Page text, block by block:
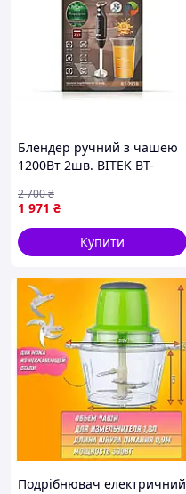
Блендер ручний з чашею
1200Вт 2шв. BITEK BT-
1 971 ₴
2 700₴
Купити
Подрібнювач електричний